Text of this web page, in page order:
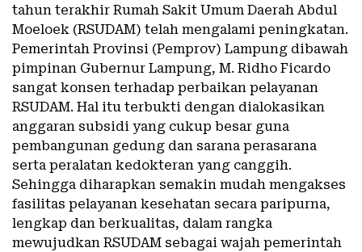
tahun terakhir Rumah Sakit Umum Daerah Abdul
Moeloek (RSUDAM) telah mengalami peningkatan.
Pemerintah Provinsi (Pemprov) Lampung dibawah
pimpinan Gubernur Lampung, M. Ridho Ficardo
sangat konsen terhadap perbaikan pelayanan
RSUDAM. Hal itu terbukti dengan dialokasikan
anggaran subsidi yang cukup besar guna
pembangunan gedung dan sarana perasarana
serta peralatan kedokteran yang canggih.
Sehingga diharapkan semakin mudah mengakses
fasilitas pelayanan kesehatan secara paripurna,
lengkap dan berkualitas, dalam rangka
mewujudkan RSUDAM sebagai wajah pemerintah